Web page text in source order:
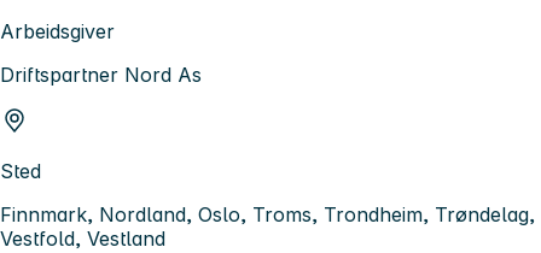
Arbeidsgiver
Driftspartner Nord As
Sted
Finnmark, Nordland, Oslo, Troms, Trondheim, Trøndelag,
Vestfold, Vestland